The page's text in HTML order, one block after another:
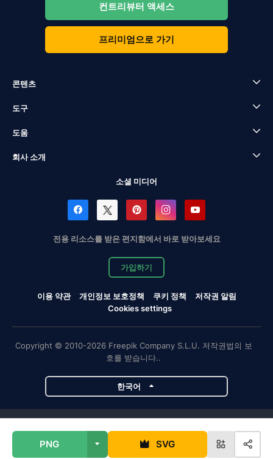
PNG SVG
컨트리뷰터 액세스
프리미엄으로 가기
콘텐츠
도구
도움
회사 소개
소셜 미디어
전용 리소스를 받은 편지함에서 바로 받아보세요
가입하기
이용 약관 개인정보 보호정책 쿠키 정책
저작권 알림
Cookies settings
Copyright © 2010-2026 Freepik Company S.L.U. 저작권법의 보
호를 받습니다..
한국어